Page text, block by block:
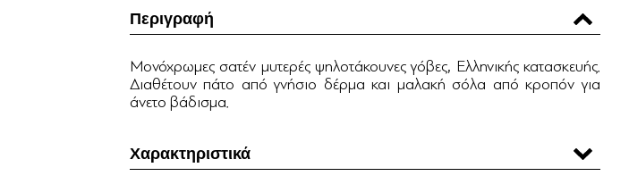
Περιγραφή
Μονόχρωμες σατέν μυτερές ψηλοτάκουνες γόβες, Ελληνικής κατασκευής.
Διαθέτουν πάτο από γνήσιο δέρμα και μαλακή σόλα από κροπόν για
άνετο βάδισμα.
Χαρακτηριστικά